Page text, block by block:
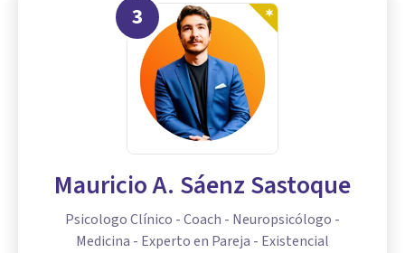
3
Mauricio A. Sáenz Sastoque
Psicologo Clínico - Coach - Neuropsicólogo -
Medicina - Experto en Pareja - Existencial